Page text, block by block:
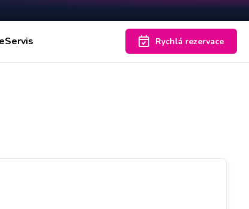
Rychlá rezervace